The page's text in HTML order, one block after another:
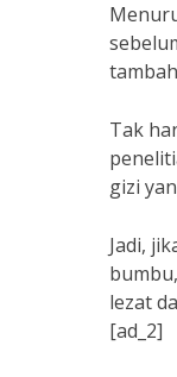
Tak
gizi
Jadi,
lezat
[ad_2]